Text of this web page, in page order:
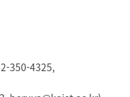
350-4325,